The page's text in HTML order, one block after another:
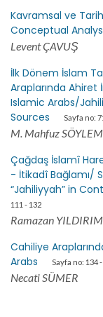
Kavramsal ve
Conceptual
Levent ÇAVUŞ
İlk Dönem İslam
Araplarında
Islamic Arabs/
Sources
Sayfa no:
M. Mahfuz
Çağdaş İslamî
- İtikadî Bağlamı/
“Jahiliyyah” in
111 - 132
Ramazan YILDIRIM
Cahiliye
Arabs
Sayfa no: 134
Necati SÜMER